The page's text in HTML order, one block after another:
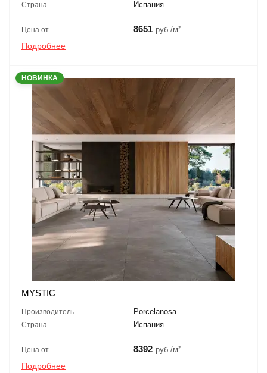
Страна Испания
Цена от 8651 руб./м²
Подробнее
НОВИНКА
MYSTIC
Производитель Porcelanosa
Страна Испания
Цена от 8392 руб./м²
Подробнее